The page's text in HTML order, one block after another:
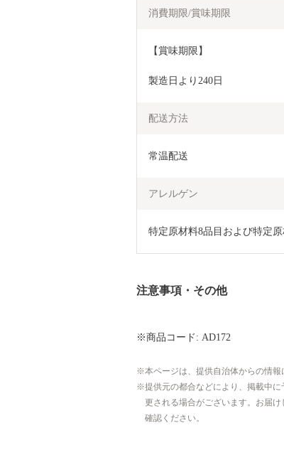
消費期限/賞味期限
【賞味期限】
製造日より240日
配送方法
常温配送
アレルゲン
特定原材料8品目および特定
注意事項・その他
※商品コード: AD172
本ページは、提供自治体からの情報
提供元の都合などにより、掲載中
更される場合がございます。お届
確認ください。